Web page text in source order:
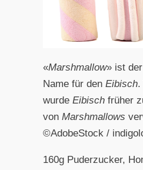
«Marshmallow» ist
Name für den Eibisch.
wurde Eibischfrüher
von Marshmallows
©AdobeStock /
160g Puderzucker,